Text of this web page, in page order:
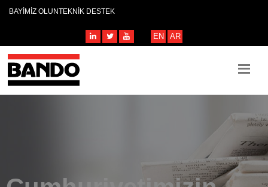
BAYİMİZ OLUNTEKNİK DESTEK
EN AR